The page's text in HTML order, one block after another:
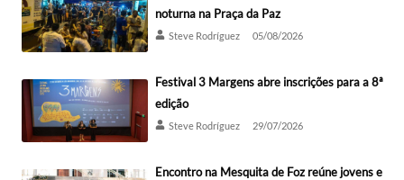
noturna na Praça da Paz
Steve Rodríguez 05/08/2026
Festival 3 Margens abre inscrições para a 8ª
edição
Steve Rodríguez 29/07/2026
Encontro na Mesquita de Foz reúne jovens e